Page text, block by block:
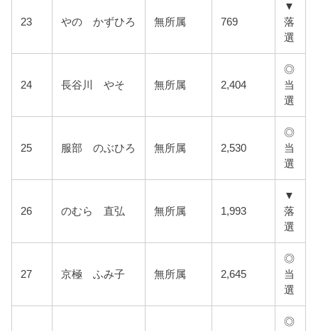
23 やの かずひろ 無所属 769
▼
落
選
24 長谷川 やそ 無所属 2,404
◎
当
選
25 服部 のぶひろ 無所属 2,530
◎
当
選
26 のむら 直弘 無所属 1,993
▼
落
選
27 京極 ふみ子 無所属 2,645
◎
当
選
◎